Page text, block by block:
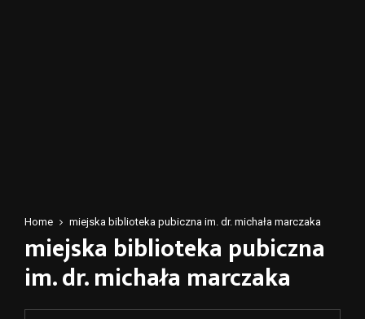
Home miejska biblioteka pubiczna im. dr. michała marczaka
miejska biblioteka pubiczna
im. dr. michała marczaka